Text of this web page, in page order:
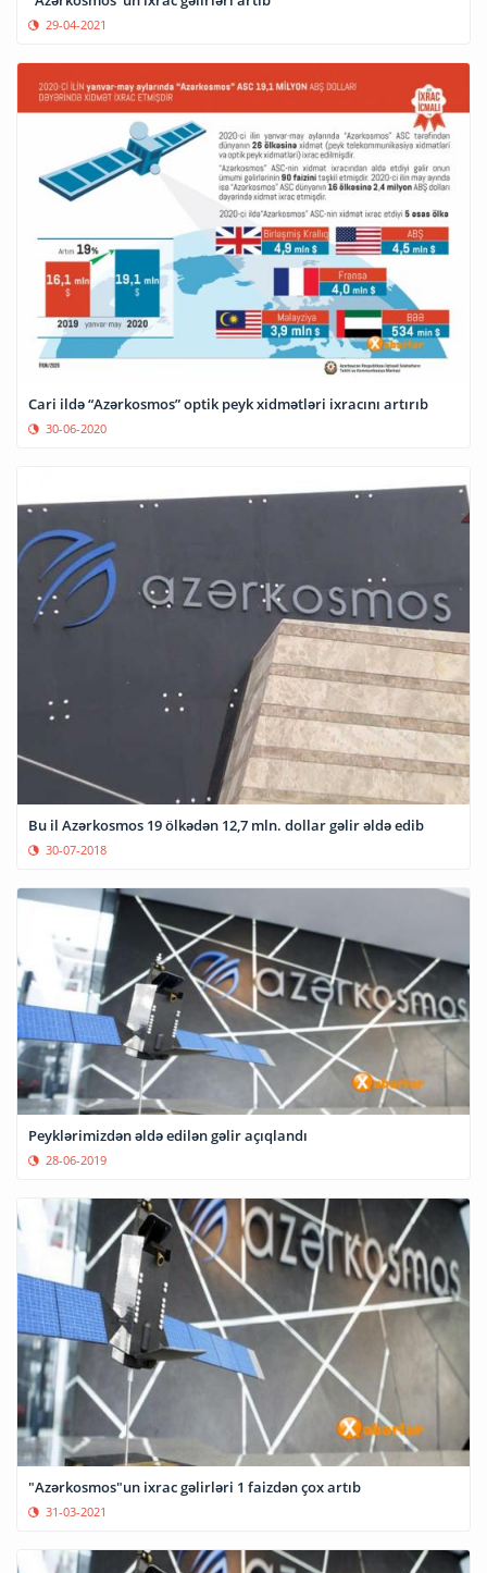
29-04-2021
Cari ildə “Azərkosmos” optik peyk xidmətləri ixracını artırıb
30-06-2020
Bu il Azərkosmos 19 ölkədən 12,7 mln. dollar gəlir əldə edib
30-07-2018
Peyklərimizdən əldə edilən gəlir açıqlandı
28-06-2019
"Azərkosmos"un ixrac gəlirləri 1 faizdən çox artıb
31-03-2021